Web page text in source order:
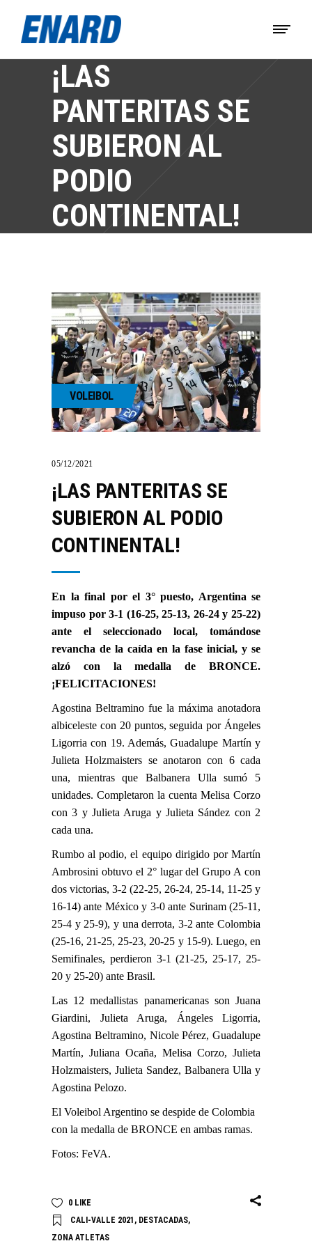
¡LAS
PANTERITAS SE
SUBIERON AL
PODIO
CONTINENTAL!
VOLEIBOL
05/12/2021
¡LAS PANTERITAS SE
SUBIERON AL PODIO
CONTINENTAL!
En la final por el 3° puesto, Argentina se
impuso por 3-1 (16-25, 25-13, 26-24 y 25-22)
ante el seleccionado local, tomándose
revancha de la caída en la fase inicial, y se
alzó con la medalla de BRONCE.
¡FELICITACIONES!
Agostina Beltramino fue la máxima anotadora
albiceleste con 20 puntos, seguida por Ángeles
Ligorria con 19. Además, Guadalupe Martín y
Julieta Holzmaisters se anotaron con 6 cada
una, mientras que Balbanera Ulla sumó 5
unidades. Completaron la cuenta Melisa Corzo
con 3 y Julieta Aruga y Julieta Sández con 2
cada una.
Rumbo al podio, el equipo dirigido por Martín
Ambrosini obtuvo el 2° lugar del Grupo A con
dos victorias, 3-2 (22-25, 26-24, 25-14, 11-25 y
16-14) ante México y 3-0 ante Surinam (25-11,
25-4 y 25-9), y una derrota, 3-2 ante Colombia
(25-16, 21-25, 25-23, 20-25 y 15-9). Luego, en
Semifinales, perdieron 3-1 (21-25, 25-17, 25-
20 y 25-20) ante Brasil.
Las 12 medallistas panamericanas son Juana
Giardini, Julieta Aruga, Ángeles Ligorria,
Agostina Beltramino, Nicole Pérez, Guadalupe
Martín, Juliana Ocaña, Melisa Corzo, Julieta
Holzmaisters, Julieta Sandez, Balbanera Ulla y
Agostina Pelozo.
El Voleibol Argentino se despide de Colombia
con la medalla de BRONCE en ambas ramas.
Fotos: FeVA.
0 LIKE
CALI-VALLE 2021 , DESTACADAS,
ZONA ATLETAS